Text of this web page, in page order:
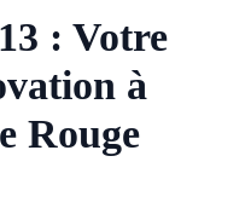
: Votre
à
Rouge